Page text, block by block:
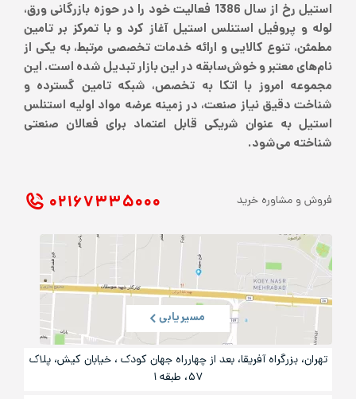
استیل رخ از سال 1386 فعالیت خود را در حوزه بازرگانی ورق،
و پروفیل استنلس استیل آغاز کرد و با تمرکز بر تامین
تنوع کالایی و ارائه خدمات تخصصی مرتبط، به یکی از
معتبر و خوش‌سابقه در این بازار تبدیل شده است. این
امروز با اتکا به تخصص، شبکه تامین گسترده و
دقیق نیاز صنعت، در زمینه عرضه مواد اولیه استنلس
به عنوان شریکی قابل اعتماد برای فعالان صنعتی
می‌شود.
و مشاوره خرید ۰۲۱ ۶۷۳۳۵۰۰۰
مسیریابی
بزرگراه آفریقا، بعد از چهارراه جهان کودک ، خیابان کیش، پلاک